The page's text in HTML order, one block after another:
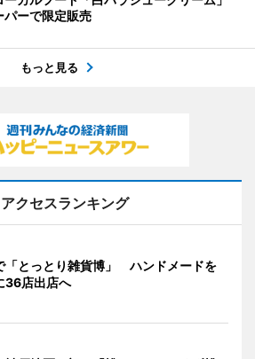
パーで限定販売
もっと見る
アクセスランキング
「とっとり雑貨博」 ハンドメードを
36店出店へ